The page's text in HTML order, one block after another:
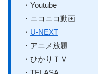
・Youtube
・ニコニコ動画
・ U-NEXT
・アニメ放題
・ひかりＴＶ